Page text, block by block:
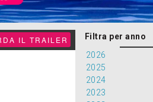
IL TRAILER
Filtra per anno
2026
2025
2024
2023